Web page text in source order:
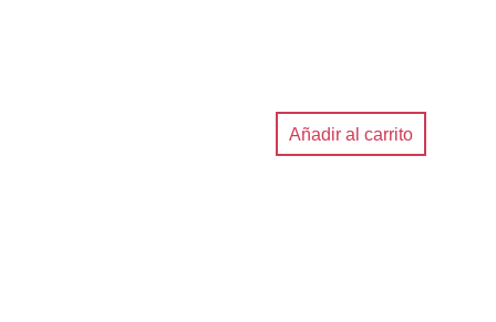
Añadir al carrito